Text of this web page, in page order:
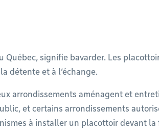
Québec, signifie bavarder. Les
détente et à l’échange.
arrondissements aménagent et
et certains arrondissements
à installer un placottoir devant